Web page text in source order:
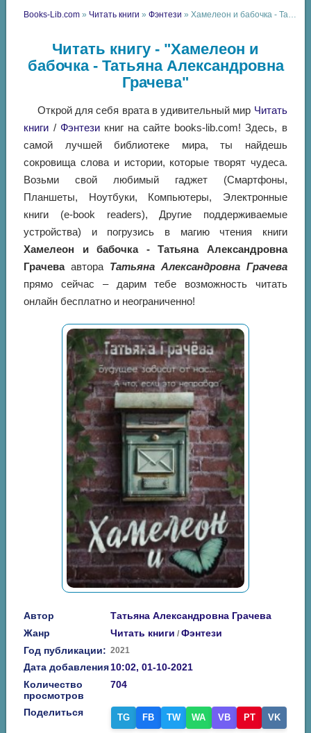
Books-Lib.com » Читать книги »Фэнтези » Хамелеон и бабочка - Татьяна Александровна Грачева
Читать книгу - "Хамелеон и
бабочка - Татьяна Александровна
Грачева"
Открой для себя врата в удивительный мир Читать
книги / Фэнтезикниг на сайте books-lib.com! Здесь, в
самой лучшей библиотеке мира, ты найдешь
сокровища слова и истории, которые творят чудеса.
Возьми свой любимый гаджет (Смартфоны,
Планшеты, Ноутбуки, Компьютеры, Электронные
книги (e-book readers), Другие поддерживаемые
устройства) и погрузись в магию чтения книги
Хамелеон и бабочка - Татьяна Александровна
Грачеваавтора Татьяна Александровна Грачева
прямо сейчас – дарим тебе возможность читать
онлайн бесплатно и неограниченно!
Автор
Татьяна Александровна Грачева
Жанр
Читать книги /Фэнтези
Год публикации: 2021
Дата добавления10:02, 01-10-2021
Количество
просмотров
704
Поделиться TG FB TW WA VB PT VK